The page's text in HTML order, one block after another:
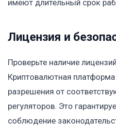
имеют длительный срок
Лицензия и
Проверьте наличие
Криптовалютная
разрешения от
регуляторов. Это
соблюдение